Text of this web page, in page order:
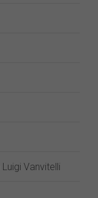
Vanvitelli